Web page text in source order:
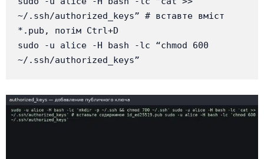
~/.ssh/authorized_keys” # вставте вміст
*.pub, потім Ctrl+D
sudo -u alice -H bash -lc “chmod 600
~/.ssh/authorized_keys”